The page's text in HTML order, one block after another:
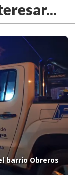
barrio Obreros